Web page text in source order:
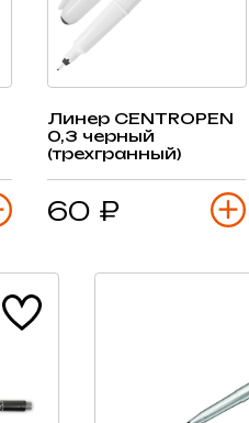
Линер CENTROPEN
0,3 черный
(трехгранный)
60 ₽